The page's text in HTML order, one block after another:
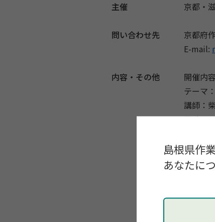
島根県作
あなたに
主催 京都・
問い合わせ先
京都府
E-mail:
内容・その他
開催内
テーマ
講師：
日時：
申し込
注意事